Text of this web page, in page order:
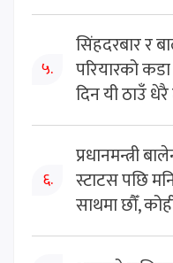
५.
सिंहदरबार र
परियारको
दिन यी ठाउँ
६.
प्रधानमन्त्री
स्टाटस पछि
साथमा छौँ,